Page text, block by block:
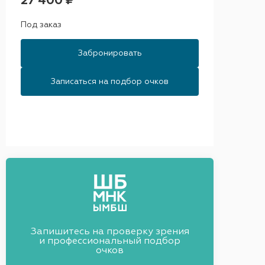
Под заказ
Забронировать
Записаться на подбор очков
Запишитесь на проверку зрения
и профессиональный подбор
очков